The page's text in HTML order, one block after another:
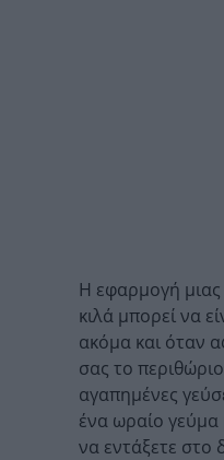
Η εφαρμογή μιας
κιλά μπορεί να
ακόμα και όταν
σας το
αγαπημένες
ένα ωραίο γεύμα
να εντάξετε στο